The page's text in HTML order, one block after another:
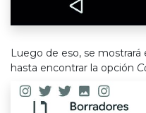
Luego de eso, se
hasta encontrar la opción